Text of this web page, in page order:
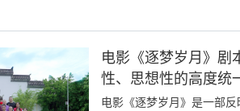
电影《逐梦岁月》剧
性、思想性的高度统
电影《逐梦岁月》是一部